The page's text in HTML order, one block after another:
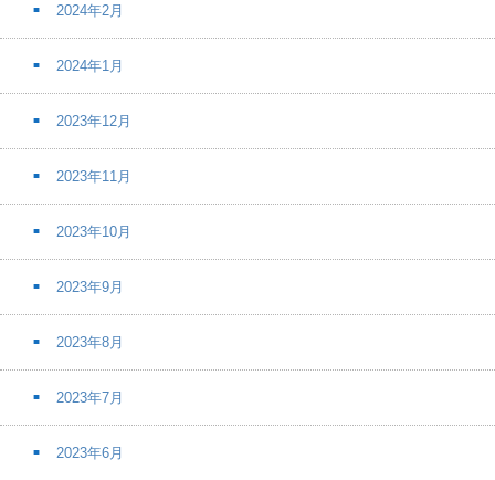
2024年2月
2024年1月
2023年12月
2023年11月
2023年10月
2023年9月
2023年8月
2023年7月
2023年6月